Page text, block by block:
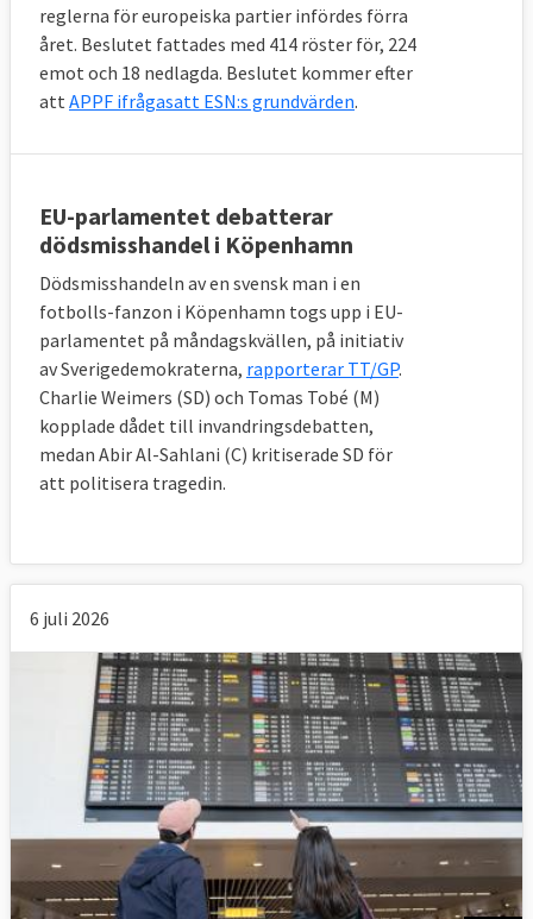
reglerna för europeiska partier infördes förra
året. Beslutet fattades med 414 röster för, 224
emot och 18 nedlagda. Beslutet kommer efter
att APPF ifrågasatt ESN:s grundvärden.
EU-parlamentet debatterar
dödsmisshandel i Köpenhamn
Dödsmisshandeln av en svensk man i en
fotbolls-fanzon i Köpenhamn togs upp i EU-
parlamentet på måndagskvällen, på initiativ
av Sverigedemokraterna, rapporterar TT/GP.
Charlie Weimers (SD) och Tomas Tobé (M)
kopplade dådet till invandringsdebatten,
medan Abir Al-Sahlani (C) kritiserade SD för
att politisera tragedin.
6 juli 2026